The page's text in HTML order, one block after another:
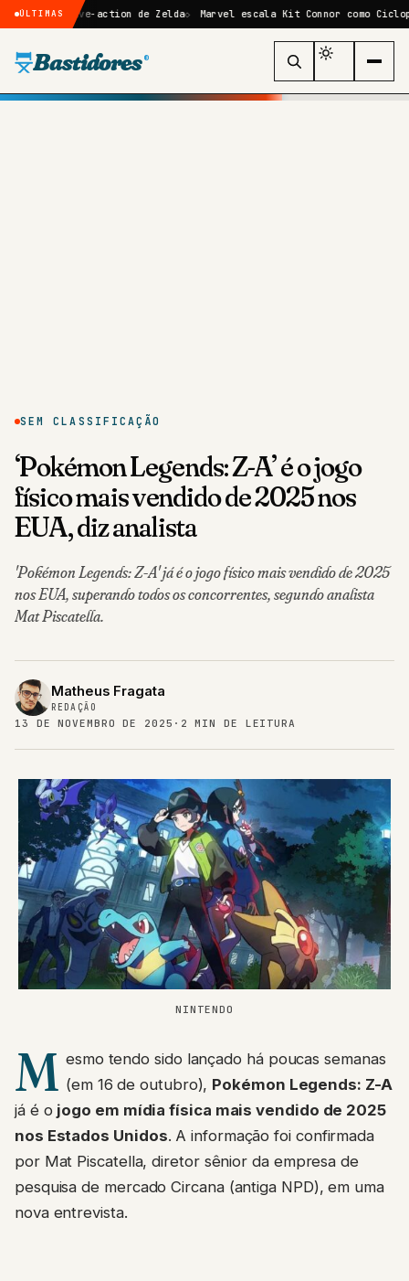
ÚLTIMAS
live-action de Zelda Marvel escala Kit Connor como Ciclope no
Bastidores ®
SEM CLASSIFICAÇÃO
‘Pokémon Legends: Z-A’ é o jogo
físico mais vendido de 2025 nos
EUA, diz analista
'Pokémon Legends: Z-A' já é o jogo físico mais vendido de 2025
nos EUA, superando todos os concorrentes, segundo analista
Mat Piscatella.
Matheus Fragata
REDAÇÃO
13 DE NOVEMBRO DE 2025 · 2 MIN DE LEITURA
NINTENDO
M esmo tendo sido lançado há poucas semanas
(em 16 de outubro), Pokémon Legends: Z-A
já é o jogo em mídia física mais vendido de 2025
nos Estados Unidos. A informação foi confirmada
por Mat Piscatella, diretor sênior da empresa de
pesquisa de mercado Circana (antiga NPD), em uma
nova entrevista.